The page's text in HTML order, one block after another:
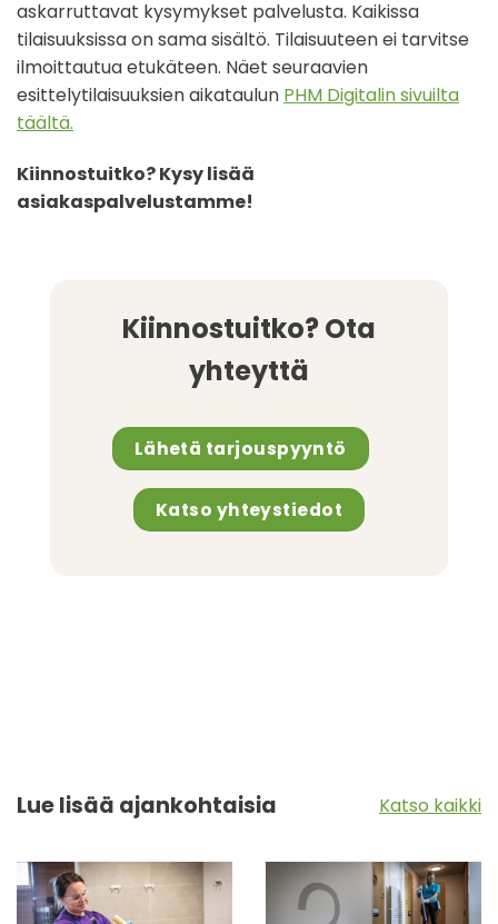
askarruttavat kysymykset palvelusta. Kaikissa
tilaisuuksissa on sama sisältö. Tilaisuuteen ei tarvitse
ilmoittautua etukäteen. Näet seuraavien
esittelytilaisuuksien aikataulun PHM Digitalin sivuilta
täältä.
Kiinnostuitko? Kysy lisää
asiakaspalvelustamme!
Kiinnostuitko? Ota
yhteyttä
Lähetä tarjouspyyntö
Katso yhteystiedot
Lue lisää ajankohtaisia Katso kaikki